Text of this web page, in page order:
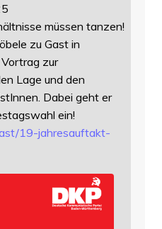
müssen tanzen!
zu Gast in
zur
Lage und den
Dabei geht er
ein!
19-jahresauftakt-